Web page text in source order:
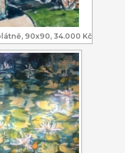
90x90, 34.000 Kč